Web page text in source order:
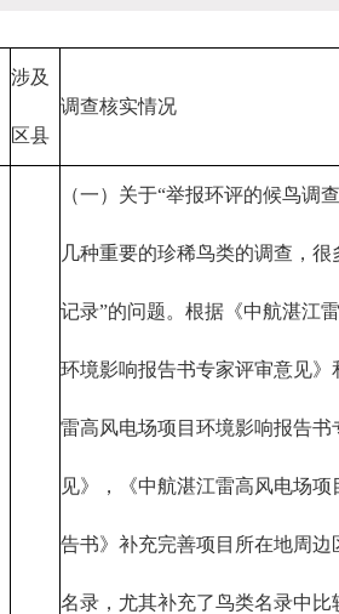
涉及
区县
调查核实情况
（一）关于“举报环评的候鸟调
几种重要的珍稀鸟类的调查，很
记录”的问题。根据《中航湛江
环境影响报告书专家评审意见》
雷高风电场项目环境影响报告书
见》，《中航湛江雷高风电场项
告书》补充完善项目所在地周边
名录，尤其补充了鸟类名录中比